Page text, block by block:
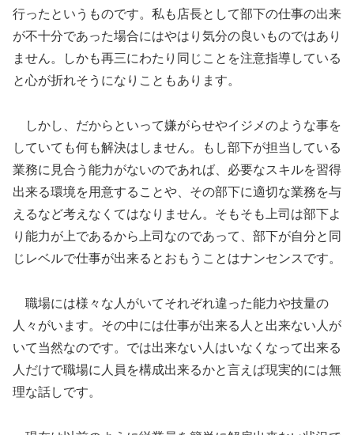
行ったというものです。私も店長として部下の仕事の出来
が不十分であった場合にはやはり気分の良いものではあり
ません。しかも再三にわたり同じことを注意指導している
と心が折れそうになりこともあります。
しかし、だからといって嫌がらせやイジメのような事を
していても何も解決はしません。もし部下が担当している
業務に見合う能力がないのであれば、必要なスキルを習得
出来る環境を用意することや、その部下に適切な業務を与
えるなど考えなくてはなりません。そもそも上司は部下よ
り能力が上であるから上司なのであって、部下が自分と同
じレベルで仕事が出来るとおもうことはナンセンスです。
職場には様々な人がいてそれぞれ違った能力や技量の
人々がいます。その中には仕事が出来る人と出来ない人が
いて当然なのです。では出来ない人はいなくなって出来る
人だけで職場に人員を構成出来るかと言えば現実的には無
理な話しです。